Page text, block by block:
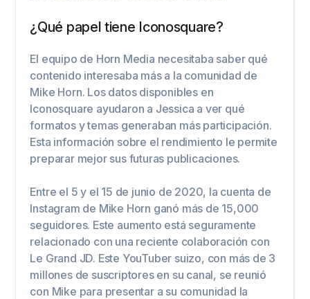
¿Qué papel tiene Iconosquare?
El equipo de Horn Media necesitaba saber qué
contenido interesaba más a la comunidad de
Mike Horn. Los datos disponibles en
Iconosquare ayudaron a Jessica a ver qué
formatos y temas generaban más participación.
Esta información sobre el rendimiento le permite
preparar mejor sus futuras publicaciones.
Entre el 5 y el 15 de junio de 2020, la cuenta de
Instagram de Mike Horn ganó más de 15,000
seguidores. Este aumento está seguramente
relacionado con una reciente colaboración con
Le Grand JD. Este YouTuber suizo, con más de 3
millones de suscriptores en su canal, se reunió
con Mike para presentar a su comunidad la